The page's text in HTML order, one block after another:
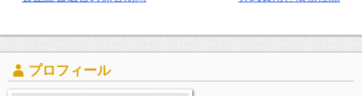
プロフィール